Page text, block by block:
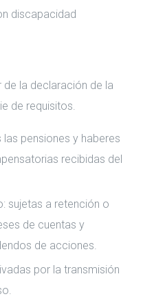
discapacidad
la declaración de la
de requisitos.
pensiones y haberes
recibidas del
sujetas a retención o
de cuentas y
de acciones.
por la transmisión